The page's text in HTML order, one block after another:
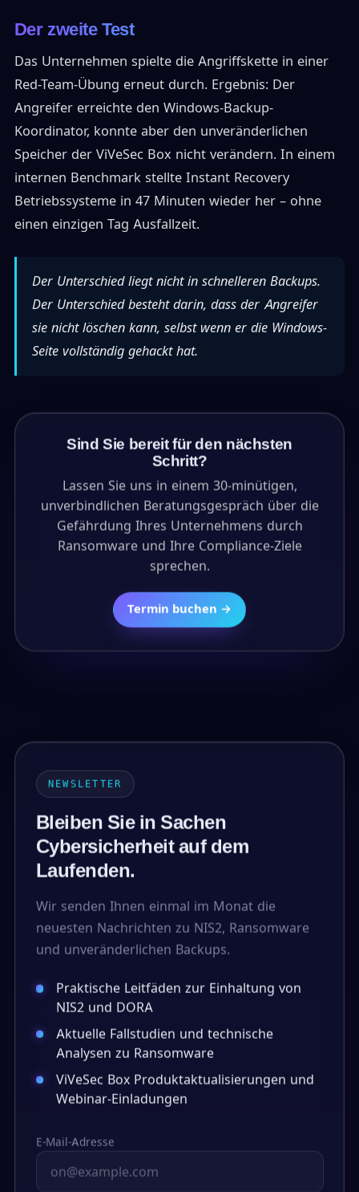
Der zweite Test
Das Unternehmen spielte die Angriffskette in einer
Red-Team-Übung erneut durch. Ergebnis: Der
Angreifer erreichte den Windows-Backup-
Koordinator, konnte aber den unveränderlichen
Speicher der ViVeSec Box nicht verändern. In einem
internen Benchmark stellte Instant Recovery
Betriebssysteme in 47 Minuten wieder her – ohne
einen einzigen Tag Ausfallzeit.
Der Unterschied liegt nicht in schnelleren Backups.
Der Unterschied besteht darin, dass der Angreifer
sie nicht löschen kann, selbst wenn er die Windows-
Seite vollständig gehackt hat.
Sind Sie bereit für den nächsten
Schritt?
Lassen Sie uns in einem 30-minütigen,
unverbindlichen Beratungsgespräch über die
Gefährdung Ihres Unternehmens durch
Ransomware und Ihre Compliance-Ziele
sprechen.
Termin buchen →
NEWSLETTER
Bleiben Sie in Sachen
Cybersicherheit auf dem
Laufenden.
Wir senden Ihnen einmal im Monat die
neuesten Nachrichten zu NIS2, Ransomware
und unveränderlichen Backups.
Praktische Leitfäden zur Einhaltung von
NIS2 und DORA
Aktuelle Fallstudien und technische
Analysen zu Ransomware
ViVeSec Box Produktaktualisierungen und
Webinar-Einladungen
E-Mail-Adresse